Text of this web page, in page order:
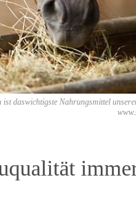
ist daswichtigste Nahrungsmittel